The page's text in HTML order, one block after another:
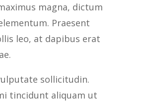
magna, dictum
Praesent
leo, at dapibus erat
sollicitudin.
tincidunt aliquam ut